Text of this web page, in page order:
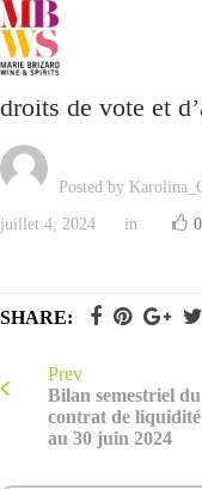
Déclaration
droits de vote et
Posted by
juillet 4, 2024 in 0
SHARE:
Prev
Bilan semestriel du
contrat de liquidité
au 30 juin 2024